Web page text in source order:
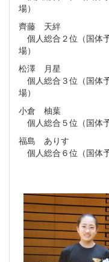
場）
齊藤 天絆
個人総合２位（国体
場）
松澤 月星
個人総合３位（国体
場）
小倉 柚葉
個人総合５位（国体
福島 ありす
個人総合６位（国体